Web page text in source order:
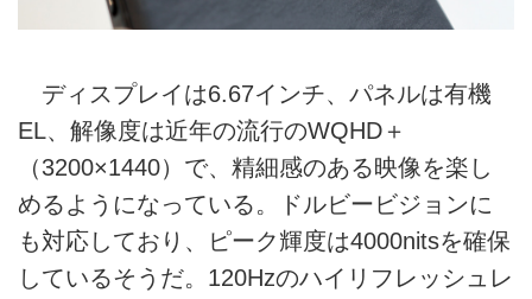
ディスプレイは6.67インチ、パネルは有機
EL、解像度は近年の流行のWQHD＋
（3200×1440）で、精細感のある映像を楽し
めるようになっている。ドルビービジョンに
も対応しており、ピーク輝度は4000nitsを確保
しているそうだ。120Hzのハイリフレッシュレ